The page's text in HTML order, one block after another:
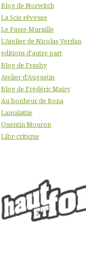
Blog de Norwitch
La Scie rêveuse
Le Passe-Muraille
L'Atelier de Nicolas Verdan
éditions d'autre part
Blog de Frasby
Atelier d'Augustin
Blog de Frédéric Mairy
Au bonheur de Bona
Lamalattie
Quentin Mouron
Libr-critique